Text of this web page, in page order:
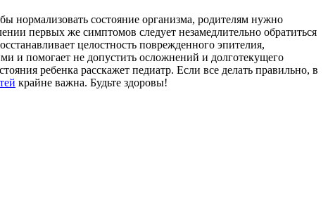
нормализовать состояние организма, родителям нужно
первых же симптомов следует незамедлительно обратиться
целостность поврежденного эпителия,
и помогает не допустить осложнений и долготекущего
ребенка расскажет педиатр. Если все делать правильно, в
крайне важна. Будьте здоровы!